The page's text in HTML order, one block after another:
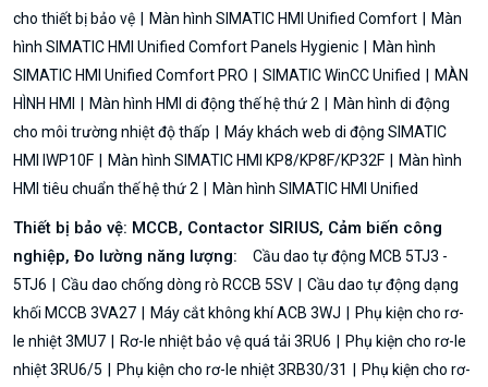
cho thiết bị bảo vệ
Màn hình SIMATIC HMI Unified Comfort
Màn
hình SIMATIC HMI Unified Comfort Panels Hygienic
Màn hình
SIMATIC HMI Unified Comfort PRO
SIMATIC WinCC Unified
MÀN
HÌNH HMI
Màn hình HMI di động thế hệ thứ 2
Màn hình di động
cho môi trường nhiệt độ thấp
Máy khách web di động SIMATIC
HMI IWP10F
Màn hình SIMATIC HMI KP8/KP8F/KP32F
Màn hình
HMI tiêu chuẩn thế hệ thứ 2
Màn hình SIMATIC HMI Unified
Thiết bị bảo vệ: MCCB, Contactor SIRIUS, Cảm biến công
nghiệp, Đo lường năng lượng:
Cầu dao tự động MCB 5TJ3 -
5TJ6
Cầu dao chống dòng rò RCCB 5SV
Cầu dao tự động dạng
khối MCCB 3VA27
Máy cắt không khí ACB 3WJ
Phụ kiện cho rơ-
le nhiệt 3MU7
Rơ-le nhiệt bảo vệ quá tải 3RU6
Phụ kiện cho rơ-le
nhiệt 3RU6/5
Phụ kiện cho rơ-le nhiệt 3RB30/31
Phụ kiện cho rơ-